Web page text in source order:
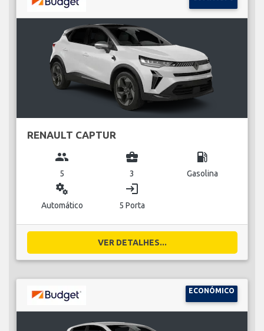
RENAULT CAPTUR
group
5
business_center
3
local_gas_station
Gasolina
miscellaneous_services
Automático
login
5 Porta
VER DETALHES...
ECONÓMICO